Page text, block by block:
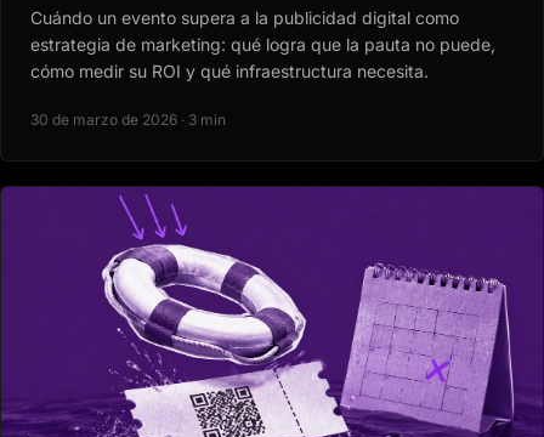
Cuándo un evento supera a la publicidad digital como
estrategia de marketing: qué logra que la pauta no puede,
cómo medir su ROI y qué infraestructura necesita.
30 de marzo de 2026 · 3 min